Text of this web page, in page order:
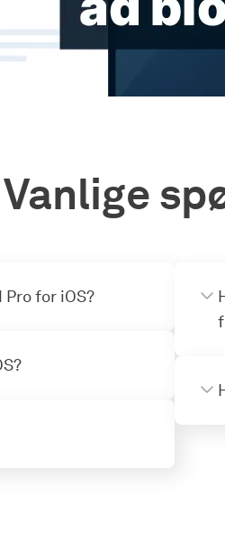
Vanlige
for iOS?